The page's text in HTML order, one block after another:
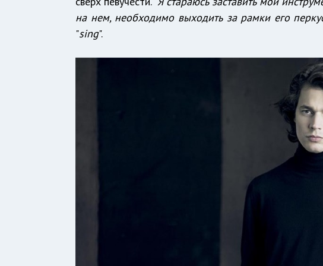
на нем, необходимо выходить за рамки его
"sing".